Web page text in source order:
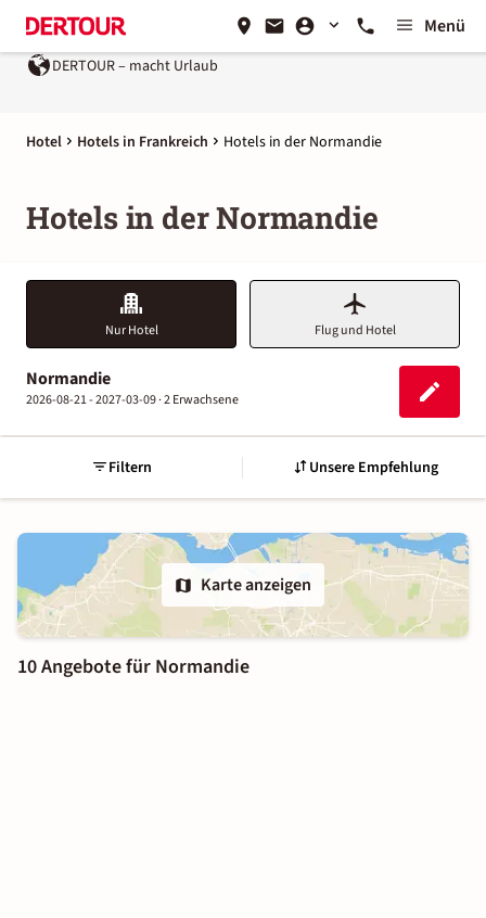
Menü
DERTOUR – macht Urlaub
Hotel Hotels in Frankreich Hotels in der Normandie
Hotels in der Normandie
Nur Hotel Flug und Hotel
Normandie
2026-08-21 - 2027-03-09 ·2 Erwachsene
Filtern Unsere Empfehlung
Karte anzeigen
10 Angebote für Normandie